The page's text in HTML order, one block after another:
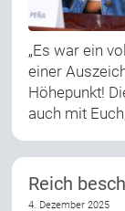
„Es war ein
einer
Höhepunkt!
auch mit
Reich
4. Dezember 2025